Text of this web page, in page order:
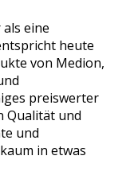
eine
heute
von Medion,
preiswerter
Qualität und
und
in etwas